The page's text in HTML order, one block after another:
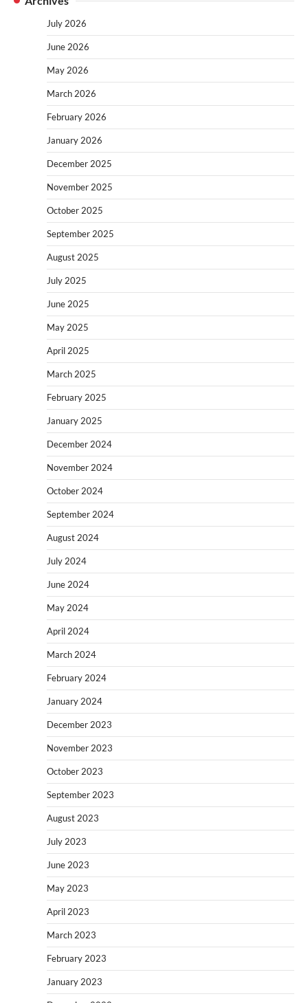
July 2026
June 2026
May 2026
March 2026
February 2026
January 2026
December 2025
November 2025
October 2025
September 2025
August 2025
July 2025
June 2025
May 2025
April 2025
March 2025
February 2025
January 2025
December 2024
November 2024
October 2024
September 2024
August 2024
July 2024
June 2024
May 2024
April 2024
March 2024
February 2024
January 2024
December 2023
November 2023
October 2023
September 2023
August 2023
July 2023
June 2023
May 2023
April 2023
March 2023
February 2023
January 2023